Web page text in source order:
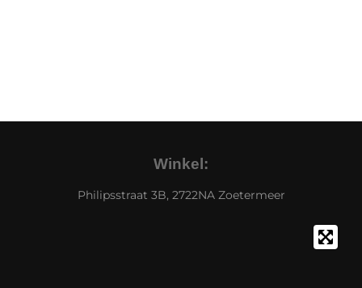
Winkel:
Philipsstraat 3B, 2722NA Zoetermeer